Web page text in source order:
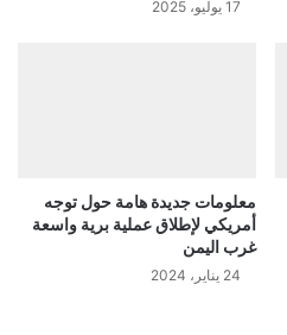
17 يوليو، 2025
معلومات جديدة هامة حول توجه
أمريكي لإطلاق عملية برية واسعة
غرب اليمن
24 يناير، 2024